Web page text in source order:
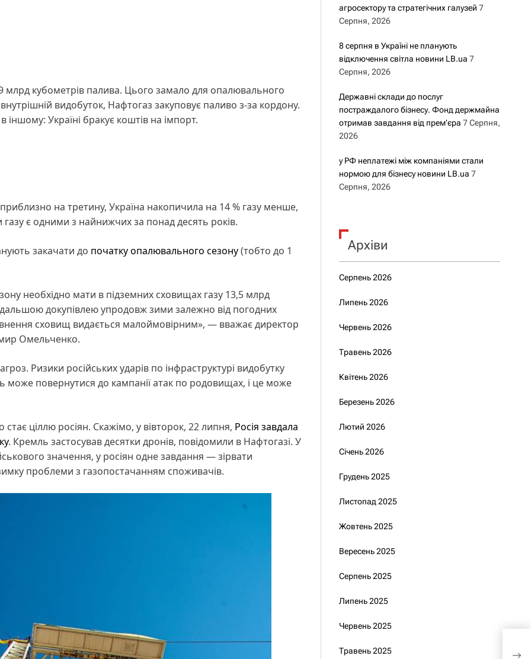
млрд кубометрів палива. Цього замало для опалювального
видобуток, Нафтогаз закуповує паливо з-за кордону.
Україні бракує коштів на імпорт.
на третину, Україна накопичила на 14 % газу менше,
газу є одними з найнижчих за понад десять років.
закачати до початку опалювального сезону(тобто до 1
необхідно мати в підземних сховищах газу 13,5 млрд
докупівлею упродовж зими залежно від погодних
сховищ видається малоймовірним», — вважає директор
Омельченко.
Ризики російських ударів по інфраструктурі видобутку
повернутися до кампанії атак по родовищах, і це може
ціллю росіян. Скажімо, у вівторок, 22 липня, Росія завдала
. Кремль застосував десятки дронів, повідомили в Нафтогазі. У
значення, у росіян одне завдання — зірвати
проблеми з газопостачанням споживачів.
агросектору та стратегічних галузей 7
Серпня, 2026
8 серпня в Україні не планують
відключення світла новини LB.ua 7
Серпня, 2026
Державні склади до послуг
постраждалого бізнесу. Фонд держмайна
отримав завдання від прем’єра 7 Серпня,
2026
у РФ неплатежі між компаніями стали
нормою для бізнесу новини LB.ua 7
Серпня, 2026
Архіви
Серпень 2026
Липень 2026
Червень 2026
Травень 2026
Квітень 2026
Березень 2026
Лютий 2026
Січень 2026
Грудень 2025
Листопад 2025
Жовтень 2025
Вересень 2025
Серпень 2025
Липень 2025
Червень 2025
Травень 2025